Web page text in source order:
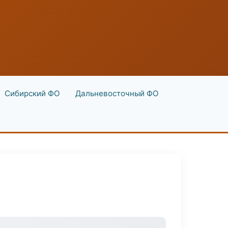
Сибирский ФО Дальневосточный ФО